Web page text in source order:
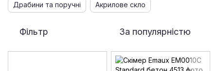
Драбини та поручні Акрилове скло
Фільтр За популярністю